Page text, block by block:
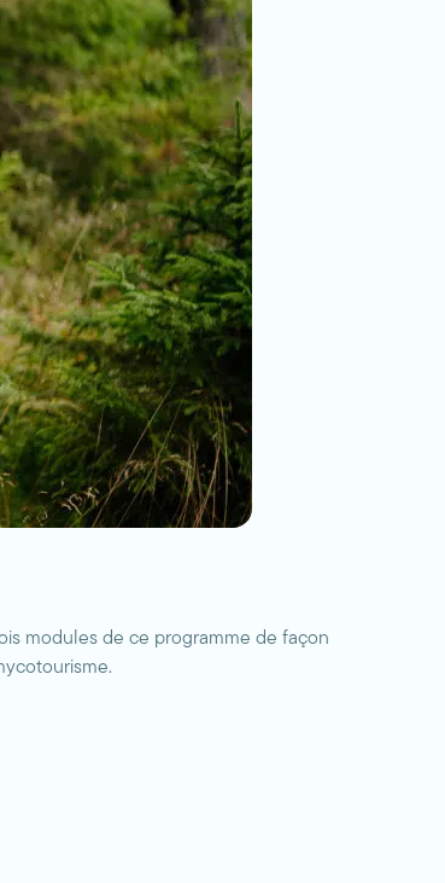
modules de ce programme de façon